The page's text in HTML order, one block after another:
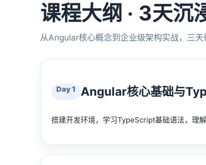
课程大纲 · 3天沉
从Angular核心概念到企业级架构实战，三
Day 1 Angular核心基础与
搭建开发环境，学习TypeScript基础语法，理